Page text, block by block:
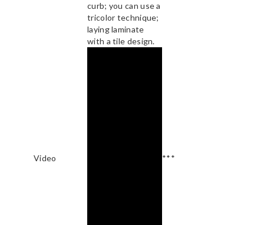
curb; you can use a
tricolor technique;
laying laminate
with a tile design.
Video ***